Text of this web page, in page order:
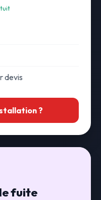
devis
?
fuite